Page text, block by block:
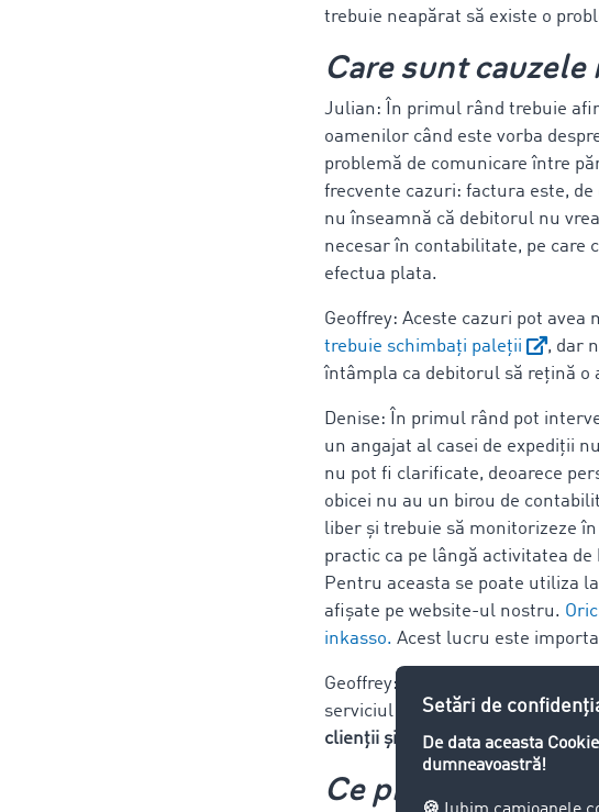
trebuie neapărat să existe o
Care sunt
Julian: În primul rând trebuie
oamenilor când este vorba
problemă de comunicare între
frecvente cazuri: factura este,
nu înseamnă că debitorul nu
necesar în contabilitate, pe care
efectua plata.
Geoffrey: Aceste cazuri pot
trebuie schimbați paleții
, dar
întâmpla ca debitorul să rețină o
Denise: În primul rând pot
un angajat al casei de expediții
nu pot fi clarificate, deoarece
obicei nu au un birou de
liber și trebuie să monitorizeze
practic ca pe lângă activitatea
Pentru aceasta se poate utiliza
afișate pe website-ul nostru.
inkasso. Acest lucru este
Geoffrey: Iar când limba este o
serviciul inkasso de la
clienții și cu debitorii în 27 de
Ce provocări